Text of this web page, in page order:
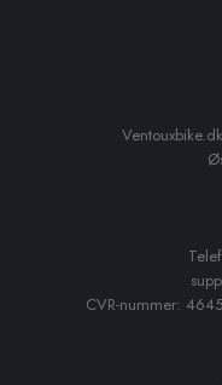
Ventouxbike.dk
CVR-nummer: